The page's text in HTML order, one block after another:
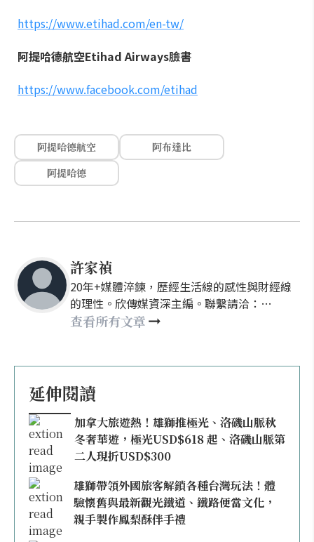
https://www.etihad.com/en-tw/
阿提哈德航空Etihad Airways臉書
https://www.facebook.com/etihad
阿提哈德航空
阿布達比
阿提哈德
許家禎
20年+媒體淬鍊，歷經生活線的感性與財經線
的理性。欣傳媒資深主編。聯繫請洽：
nellyhsu@xinmedia.com
查看所有文章
延伸閱讀
加拿大旅遊熱！雄獅推極光、洛磯山脈秋
冬奢華遊，極光USD$618 起、洛磯山脈第
二人現折USD$300
雄獅帶領外國旅客解鎖各種台灣玩法！體
驗懷舊與最新觀光鐵道、鐵路便當文化，
親手製作鳳梨酥伴手禮